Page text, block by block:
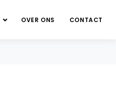
OVER ONS CONTACT